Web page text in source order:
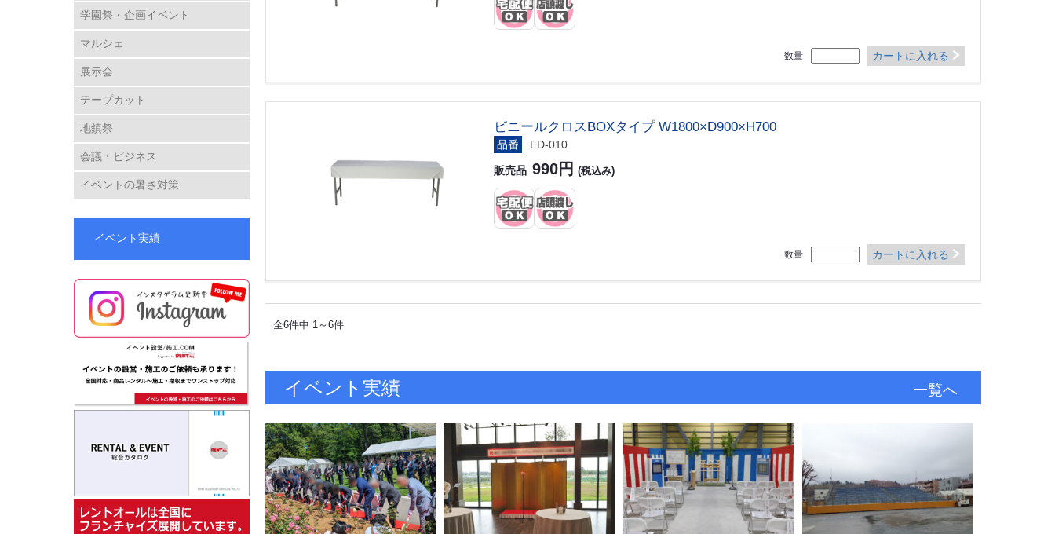
学園祭・企画イベント
マルシェ
展示会
テープカット
地鎮祭
会議・ビジネス
イベントの暑さ対策
イベント実績
数量 カートに入れる
ビニールクロスBOXタイプ W1800×D900×H700
品番 ED-010
販売品 990円 (税込み)
数量 カートに入れる
全6件中 1～6件
イベント実績 一覧へ